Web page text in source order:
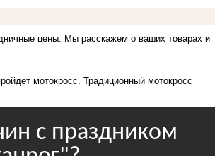
цены. Мы расскажем о ваших товарах и
мотокросс . Традиционный мотокросс